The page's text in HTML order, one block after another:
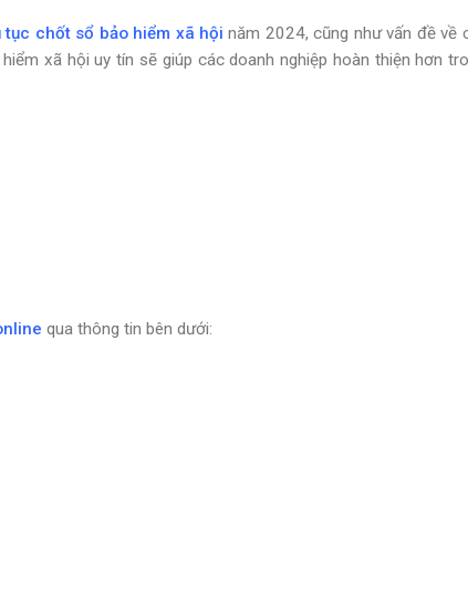
tục chốt sổ bảo hiểm xã hội năm 2024, cũng như vấn đề về
xã hội uy tín sẽ giúp các doanh nghiệp hoàn thiện hơn
qua thông tin bên dưới: